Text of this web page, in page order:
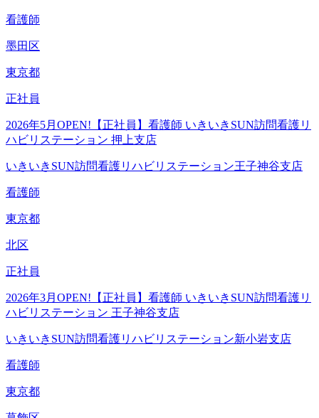
看護師
墨田区
東京都
正社員
2026年5月OPEN!【正社員】看護師 いきいきSUN訪問看護リ
ハビリステーション 押上支店
いきいきSUN訪問看護リハビリステーション王子神谷支店
看護師
東京都
北区
正社員
2026年3月OPEN!【正社員】看護師 いきいきSUN訪問看護リ
ハビリステーション 王子神谷支店
いきいきSUN訪問看護リハビリステーション新小岩支店
看護師
東京都